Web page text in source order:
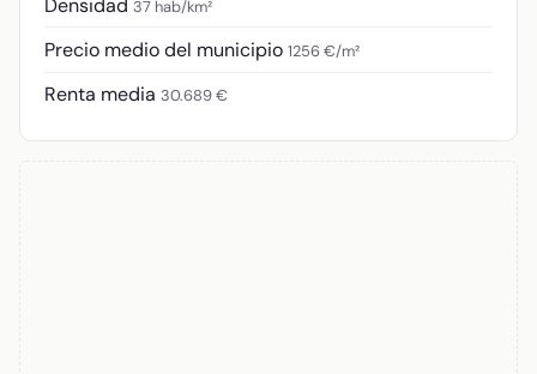
Densidad 37 hab/km²
Precio medio del municipio 1256 €/m²
Renta media 30.689 €